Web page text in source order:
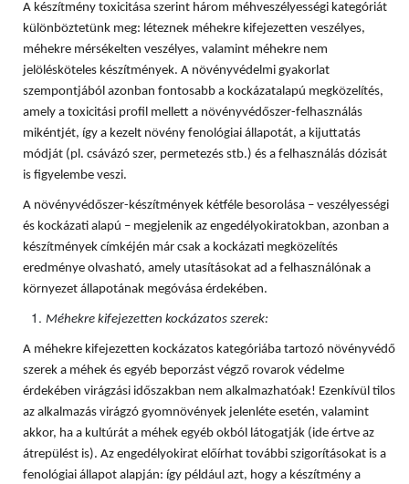
A készítmény toxicitása szerint három méhveszélyességi kategóriát
különböztetünk meg: léteznek méhekre kifejezetten veszélyes,
méhekre mérsékelten veszélyes, valamint méhekre nem
jelölésköteles készítmények. A növényvédelmi gyakorlat
szempontjából azonban fontosabb a kockázatalapú megközelítés,
amely a toxicitási profil mellett a növényvédőszer-felhasználás
mikéntjét, így a kezelt növény fenológiai állapotát, a kijuttatás
módját (pl. csávázó szer, permetezés stb.) és a felhasználás dózisát
is figyelembe veszi.
A növényvédőszer-készítmények kétféle besorolása – veszélyességi
és kockázati alapú – megjelenik az engedélyokiratokban, azonban a
készítmények címkéjén már csak a kockázati megközelítés
eredménye olvasható, amely utasításokat ad a felhasználónak a
környezet állapotának megóvása érdekében.
Méhekre kifejezetten kockázatos szerek:
A méhekre kifejezetten kockázatos kategóriába tartozó növényvédő
szerek a méhek és egyéb beporzást végző rovarok védelme
érdekében virágzási időszakban nem alkalmazhatóak! Ezenkívül tilos
az alkalmazás virágzó gyomnövények jelenléte esetén, valamint
akkor, ha a kultúrát a méhek egyéb okból látogatják (ide értve az
átrepülést is). Az engedélyokirat előírhat további szigorításokat is a
fenológiai állapot alapján: így például azt, hogy a készítmény a